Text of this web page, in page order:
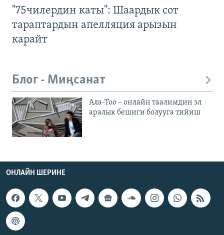
"75чилердин каты": Шаардык сот
тараптардын апелляция арызын
карайт
Блог - Миңсанат
Ала-Тоо – онлайн таалимдин эл
аралык бешиги болууга тийиш
ОНЛАЙН ШЕРИНЕ